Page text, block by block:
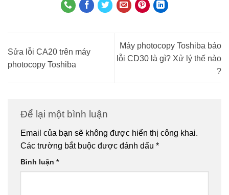
Sửa lỗi CA20 trên máy
photocopy Toshiba
Máy photocopy Toshiba báo
lỗi CD30 là gì? Xử lý thế nào
?
Để lại một bình luận
Email của bạn sẽ không được hiển thị công khai.
Các trường bắt buộc được đánh dấu *
Bình luận *